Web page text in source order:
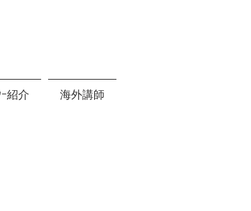
紹介 海外講師